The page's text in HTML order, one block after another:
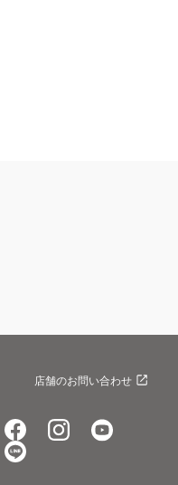
店舗のお問い合わせ